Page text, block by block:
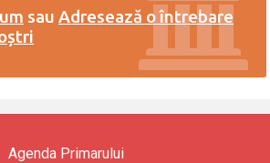
sau Adresează o întrebare
Agenda Primarului